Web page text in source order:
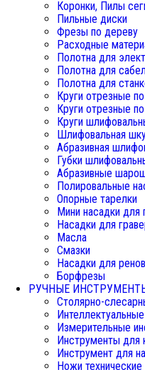
Коронки, Пилы
Пильные диски
Фрезы по дереву
Расходные
Полотна для
Полотна для
Полотна для
Круги отрезные
Круги отрезные
Круги
Шлифовальная
Абразивная
Губки
Абразивные
Полировальные
Опорные тарелки
Мини насадки для
Насадки для
Масла
Смазки
Насадки для
Борфрезы
РУЧНЫЕ
Столярно-
Измерительные
Инструменты для
Инструмент для
Ножи технические